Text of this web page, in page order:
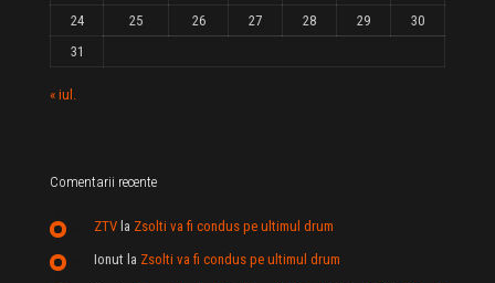
24
25 26 27 28 29
30
31
« iul.
Comentarii recente
ZTV la Zsolti va fi condus pe ultimul drum
Ionut la Zsolti va fi condus pe ultimul drum